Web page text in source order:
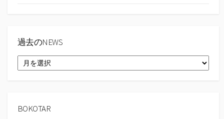
過去のNEWS
去
BOKOTAR